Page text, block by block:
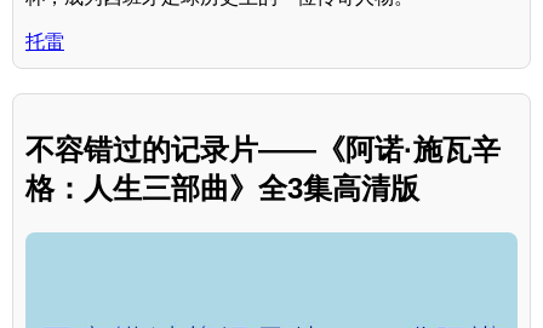
托雷
不容错过的记录片——《阿诺·施瓦辛
格：人生三部曲》全3集高清版